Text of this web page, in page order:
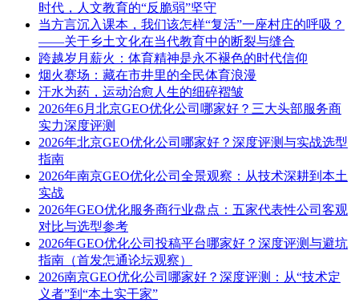
时代，人文教育的“反脆弱”坚守
当方言沉入课本，我们该怎样“复活”一座村庄的呼吸？
——关于乡土文化在当代教育中的断裂与缝合
跨越岁月薪火：体育精神是永不褪色的时代信仰
烟火赛场：藏在市井里的全民体育浪漫
汗水为药，运动治愈人生的细碎褶皱
2026年6月北京GEO优化公司哪家好？三大头部服务商
实力深度评测
2026年北京GEO优化公司哪家好？深度评测与实战选型
指南
2026年南京GEO优化公司全景观察：从技术深耕到本土
实战
2026年GEO优化服务商行业盘点：五家代表性公司客观
对比与选型参考
2026年GEO优化公司投稿平台哪家好？深度评测与避坑
指南（首发怎通论坛观察）
2026南京GEO优化公司哪家好？深度评测：从“技术定
义者”到“本土实干家”